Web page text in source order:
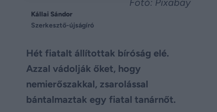
Fotó: Pixabay
Kállai Sándor
Szerkesztő-újságíró
Hét fiatalt állítottak bíróság elé.
Azzal vádolják őket, hogy
nemierőszakkal, zsarolással
bántalmaztak egy fiatal tanárnőt.